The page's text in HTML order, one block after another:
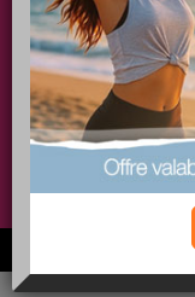
PLUS
EFFICACE
6M de personnes